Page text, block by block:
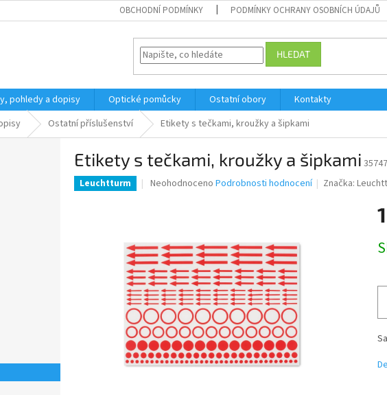
OBCHODNÍ PODMÍNKY PODMÍNKY OCHRANY OSOBNÍCH ÚDAJŮ
HLEDAT
pohledy a dopisy Optické pomůcky Ostatní obory
Kontakty
Ostatní příslušenství Etikety s tečkami, kroužky a šipkami
Etikety s tečkami, kroužky a šipkami
Leuchtturm
Průměrné
z
5
hvězdiček.
Neohodnoceno Podrobnosti hodnocení Značka: